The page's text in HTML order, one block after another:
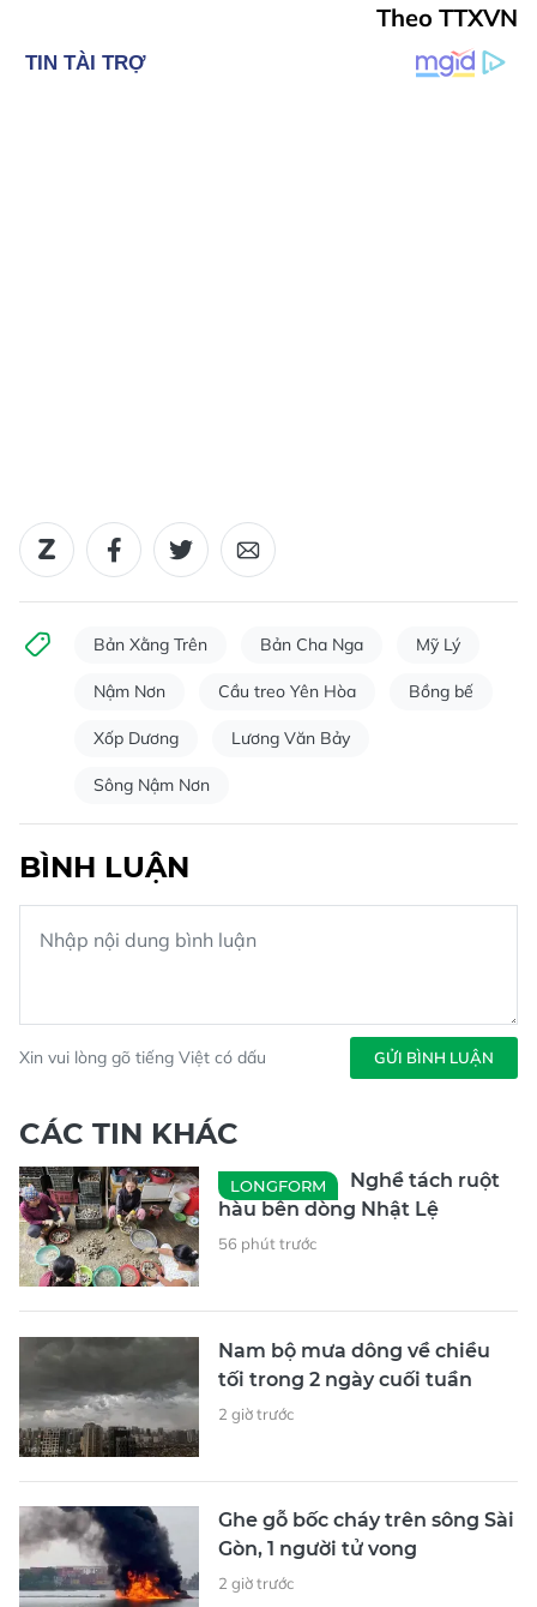
Theo TTXVN
Bản Xằng Trên Bản Cha Nga Mỹ Lý
Nậm Nơn Cầu treo Yên Hòa Bồng bế
Xốp Dương Lương Văn Bảy
Sông Nậm Nơn
BÌNH LUẬN
Xin vui lòng gõ tiếng Việt có dấu GỬI BÌNH LUẬN
CÁC TIN KHÁC
LONGFORM
Nghề tách ruột
hàu bên dòng Nhật Lệ
56 phút trước
Nam bộ mưa dông về chiều
tối trong 2 ngày cuối tuần
2 giờ trước
Ghe gỗ bốc cháy trên sông Sài
Gòn, 1 người tử vong
2 giờ trước